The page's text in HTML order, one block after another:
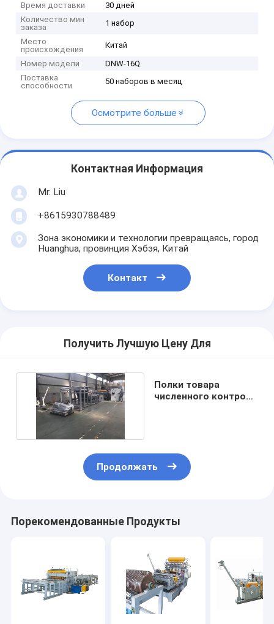
Время доставки
30 дней
Количество мин
заказа
1 набор
Место
происхождения
Китай
Номер модели
DNW-16Q
Поставка
способности
50 наборов в месяц
Осмотрите больше
Контактная Информация
Mr. Liu
+8615930788489
Зона экономики и технологии превращаясь, город
Huanghua, провинция Хэбэя, Китай
Контакт
Получить Лучшую Цену Для
Полки товара
численного контроля
Продолжать
Порекомендованные Продукты